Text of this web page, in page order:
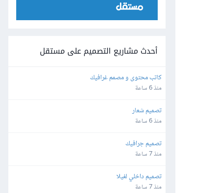
أحدث مشاريع التصميم على مستقل
كاتب محتوى و مصمم غرافيك
منذ 6 ساعة
تصميم شعار
منذ 6 ساعة
تصميم جرافيك
منذ 7 ساعة
تصميم داخلي لفيلا
منذ 7 ساعة